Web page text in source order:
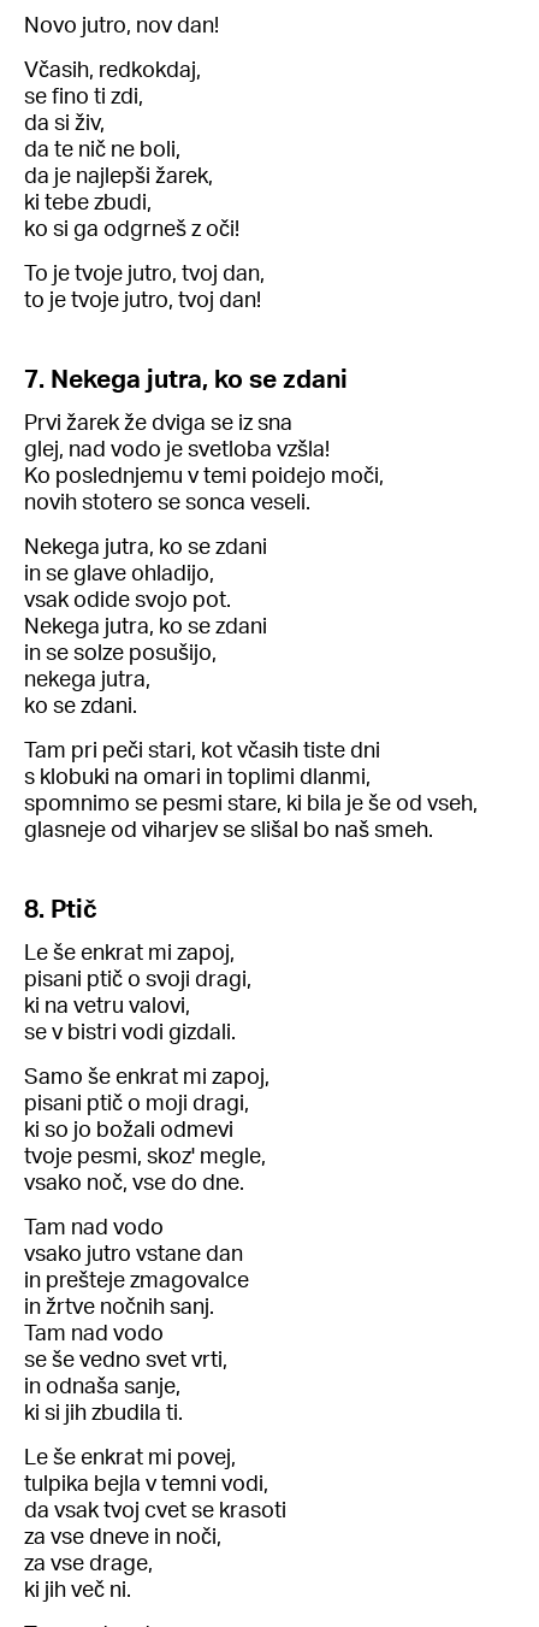
Novo jutro, nov dan!
Včasih, redkokdaj,
se fino ti zdi,
da si živ,
da te nič ne boli,
da je najlepši žarek,
ki tebe zbudi,
ko si ga odgrneš z oči!
To je tvoje jutro, tvoj dan,
to je tvoje jutro, tvoj dan!
7. Nekega jutra, ko se zdani
Prvi žarek že dviga se iz sna
glej, nad vodo je svetloba vzšla!
Ko poslednjemu v temi poidejo moči,
novih stotero se sonca veseli.
Nekega jutra, ko se zdani
in se glave ohladijo,
vsak odide svojo pot.
Nekega jutra, ko se zdani
in se solze posušijo,
nekega jutra,
ko se zdani.
Tam pri peči stari, kot včasih tiste dni
s klobuki na omari in toplimi dlanmi,
spomnimo se pesmi stare, ki bila je še od vseh,
glasneje od viharjev se slišal bo naš smeh.
8. Ptič
Le še enkrat mi zapoj,
pisani ptič o svoji dragi,
ki na vetru valovi,
se v bistri vodi gizdali.
Samo še enkrat mi zapoj,
pisani ptič o moji dragi,
ki so jo božali odmevi
tvoje pesmi, skoz' megle,
vsako noč, vse do dne.
Tam nad vodo
vsako jutro vstane dan
in prešteje zmagovalce
in žrtve nočnih sanj.
Tam nad vodo
se še vedno svet vrti,
in odnaša sanje,
ki si jih zbudila ti.
Le še enkrat mi povej,
tulpika bejla v temni vodi,
da vsak tvoj cvet se krasoti
za vse dneve in noči,
za vse drage,
ki jih več ni.